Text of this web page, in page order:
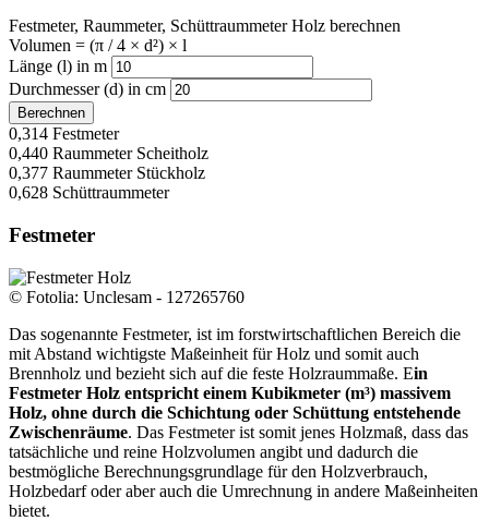
Festmeter, Raummeter, Schüttraummeter Holz berechnen
Volumen = (π / 4 × d²) × l
Länge (l) in m
Durchmesser (d) in cm
Berechnen
0,314 Festmeter
0,440 Raummeter Scheitholz
0,377 Raummeter Stückholz
0,628 Schüttraummeter
Festmeter
© Fotolia: Unclesam - 127265760
Das sogenannte Festmeter, ist im forstwirtschaftlichen Bereich die
mit Abstand wichtigste Maßeinheit für Holz und somit auch
Brennholz und bezieht sich auf die feste Holzraummaße. Ein
Festmeter Holz entspricht einem Kubikmeter (m³) massivem
Holz, ohne durch die Schichtung oder Schüttung entstehende
Zwischenräume. Das Festmeter ist somit jenes Holzmaß, dass das
tatsächliche und reine Holzvolumen angibt und dadurch die
bestmögliche Berechnungsgrundlage für den Holzverbrauch,
Holzbedarf oder aber auch die Umrechnung in andere Maßeinheiten
bietet.